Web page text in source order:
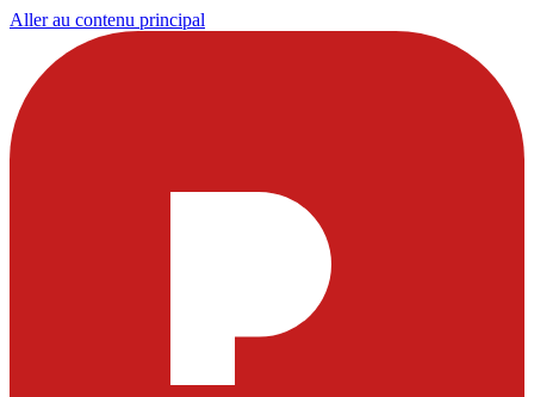
Aller au contenu principal